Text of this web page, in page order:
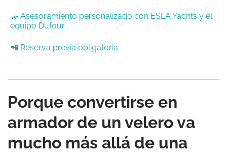
🤝 Asesoramiento personalizado con ESLA Yachts y el
equipo Dufour
📲 Reserva previa obligatoria
Porque convertirse en
armador de un velero va
mucho más allá de una